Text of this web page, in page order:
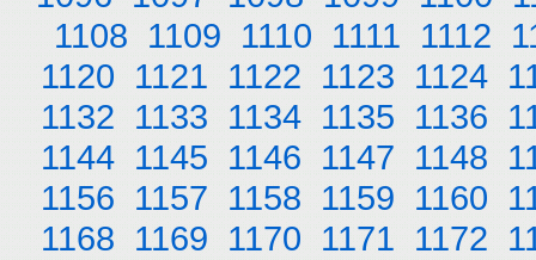
1108 1109 1110 1111 1112
1120 1121 1122 1123 1124
1132 1133 1134 1135 1136
1144 1145 1146 1147 1148
1156 1157 1158 1159 1160
1168 1169 1170 1171 1172